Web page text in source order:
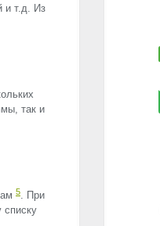
и т.д. Из
так и
5. При
списку